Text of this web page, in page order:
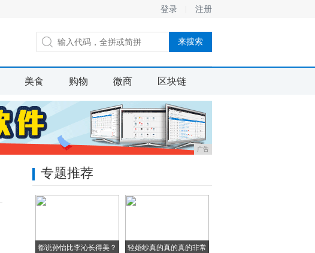
登录 注册
美食 购物 微商 区块链
广告
专题推荐
都说孙怡比李沁长得美？
轻婚纱真的真的真的非常